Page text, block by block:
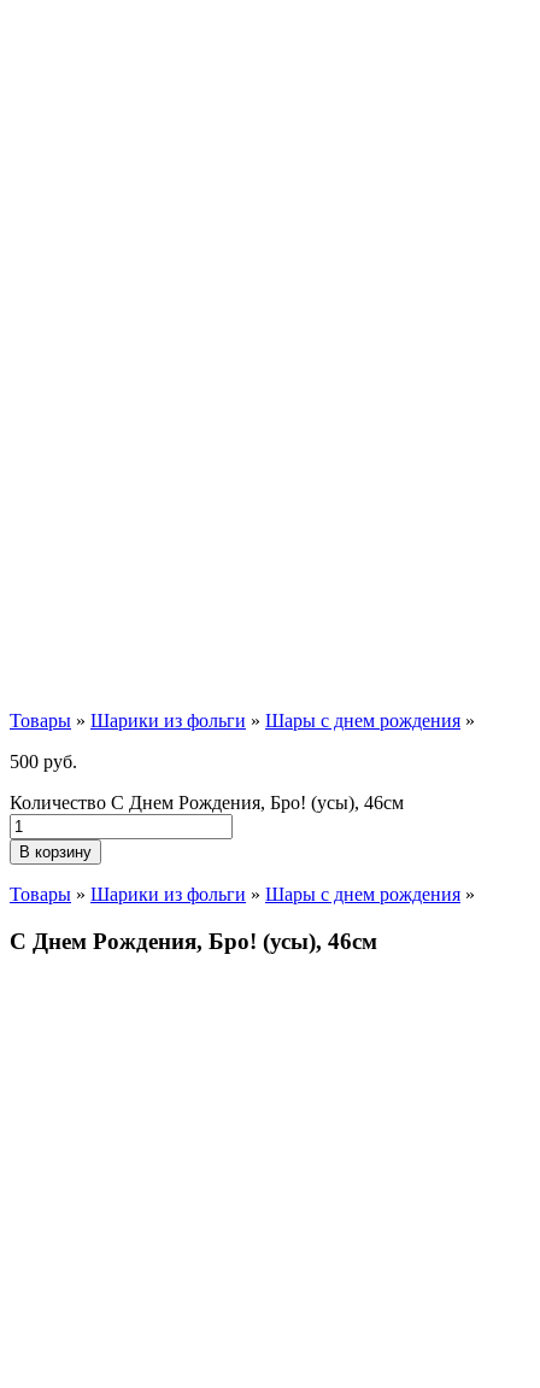
Товары » Шарики из фольги » Шары с днем рождения »
500 руб.
Количество С Днем Рождения, Бро! (усы), 46см
В корзину
Товары » Шарики из фольги » Шары с днем рождения »
С Днем Рождения, Бро! (усы), 46см